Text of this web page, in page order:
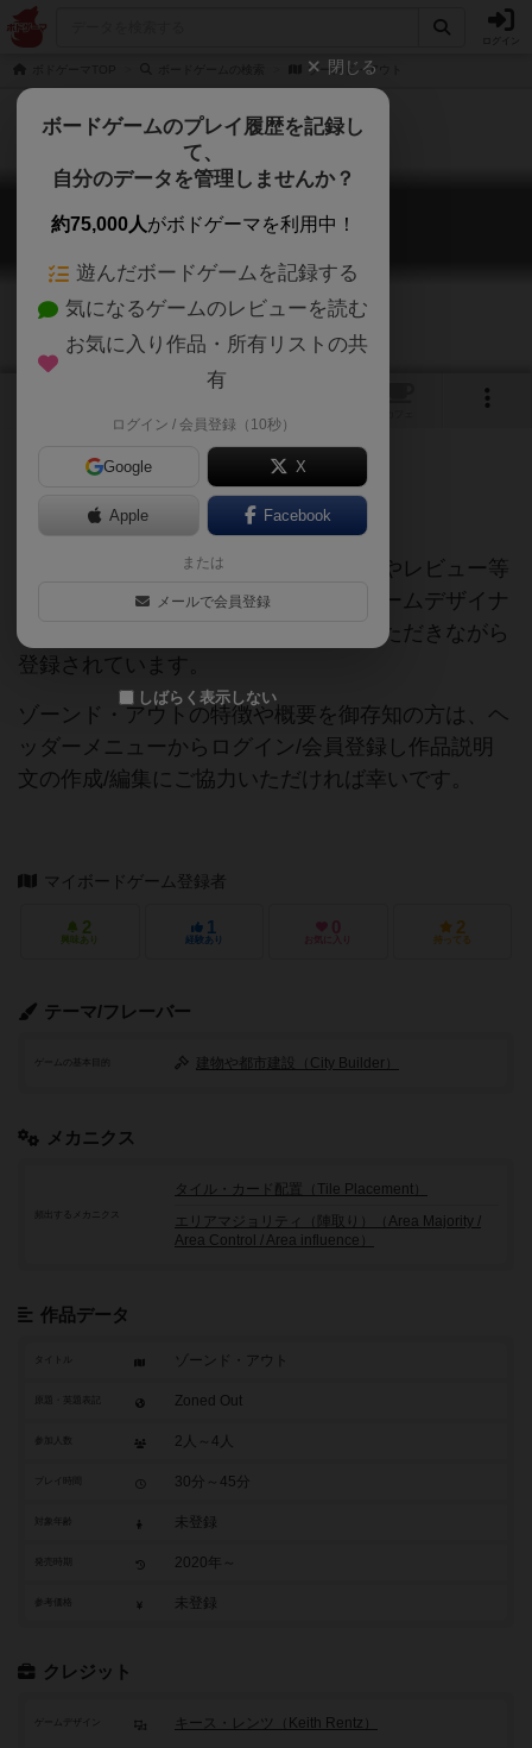
ゾーンド・アウト
ゾーンド・アウト
Zoned Out
ご協力ください
当サイトに掲載されている作品説明文やレビュー等
の情報は、ボドゲーマ運営事務局・ゲームデザイナ
ーご本人様・有志の皆様にご協力をいただきながら
登録されています。
ゾーンド・アウトの特徴や概要を御存知の方は、ヘ
ッダーメニューからログイン/会員登録し作品説明
文の作成/編集にご協力いただければ幸いです。
マイボードゲーム登録者
2
興味あり
1
経験あり
0
お気に入り
2
持ってる
テーマ/フレーバー
ゲームの基本目的 建物や都市建設（City Builder）
メカニクス
頻出するメカニクス
タイル・カード配置（Tile Placement）
エリアマジョリティ（陣取り）（Area Majority /
Area Control / Area influence）
作品データ
タイトル ゾーンド・アウト
Zoned Out
参加人数 2人～4人
30分～45分
未登録
2020年～
参考価格 未登録
クレジット
ゲームデザイン キース・レンツ（Keith Rentz）
閉じる
ボードゲームのプレイ履歴を記録し
て、
自分のデータを管理しませんか？
約75,000人がボドゲーマを利用中！
遊んだボードゲームを記録する
気になるゲームのレビューを読む
お気に入り作品・所有リストの共
有
ログイン / 会員登録（10秒）
Google X
Apple Facebook
または
メールで会員登録
しばらく表示しない